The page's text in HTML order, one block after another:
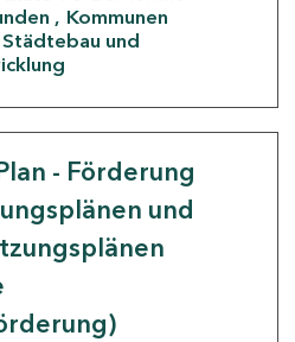
Kommunen
Städtebau und
- Förderung
und